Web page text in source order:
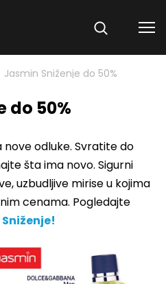
Jasmin Sniženje do 50%
do 50%
odluke. Svratite do
šta ima novo. Sigurni
uzbudljive mirise u kojima
cenama. Pogledajte